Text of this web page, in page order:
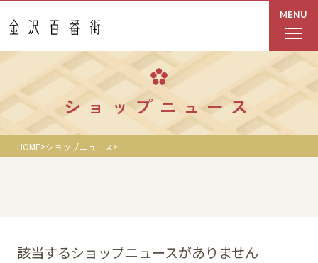
MENU
フロアガイド
あんと
Rinto
ショップニュース
HOME ショップニュース
該当するショップニュースがありません